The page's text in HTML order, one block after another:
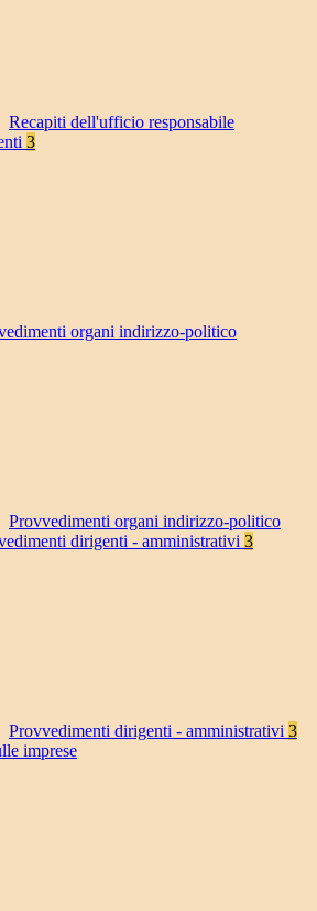
Recapiti dell'ufficio responsabile
3
organi indirizzo-politico
Provvedimenti organi indirizzo-politico
dirigenti - amministrativi 3
Provvedimenti dirigenti - amministrativi 3
imprese